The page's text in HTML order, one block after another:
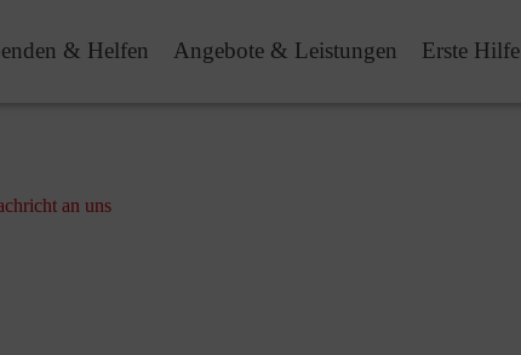
& Helfen Angebote & Leistungen Erste Hilfe
an uns